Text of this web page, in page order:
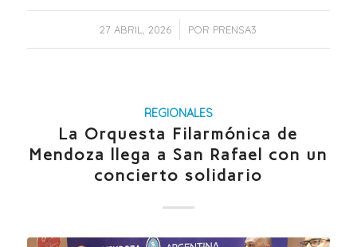
27 ABRIL, 2026
/ POR PRENSA3
REGIONALES
La Orquesta Filarmónica de
Mendoza llega a San Rafael con un
concierto solidario